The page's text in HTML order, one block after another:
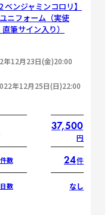
ベンジャミンコロリ】
ニフォーム（実使
筆サイン入り）
年12月23日(金)20:00
年12月25日(日)22:00
37,500
円
数 24件
数 なし